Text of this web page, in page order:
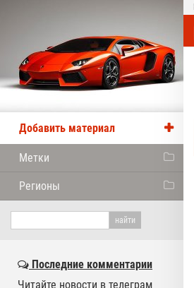
Добавить материал
Метки
Регионы
Последние комментарии
Читайте новости в телеграм